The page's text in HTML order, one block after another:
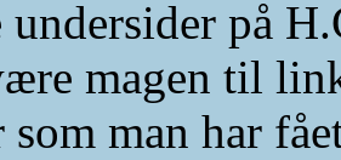
på
magen til
man har